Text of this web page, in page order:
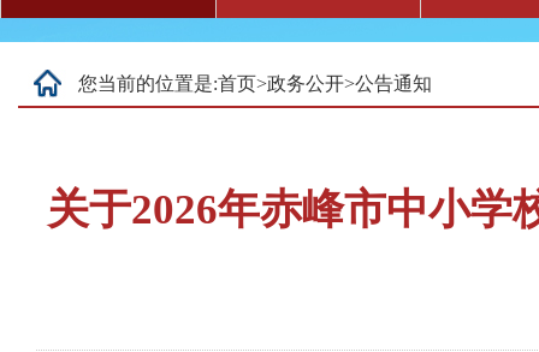
您当前的位置是:首页>政务公开>公告通知
关于2026年赤峰市中小学